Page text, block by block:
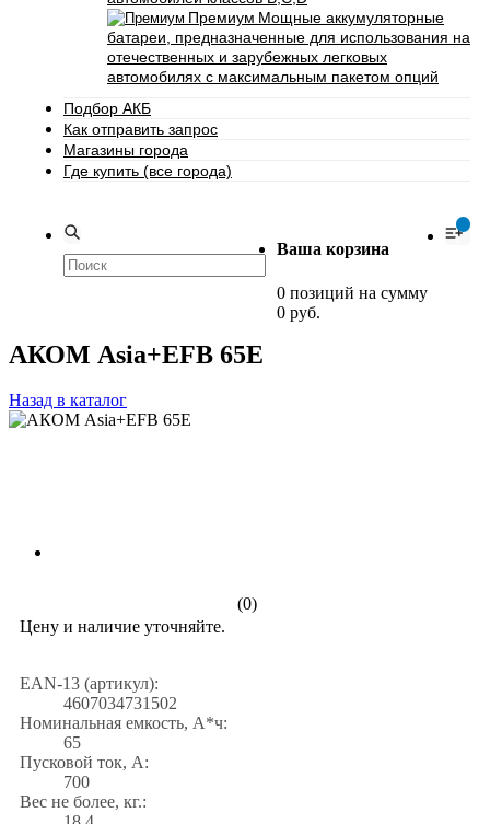
Премиум Мощные аккумуляторные
батареи, предназначенные для использования на
отечественных и зарубежных легковых
автомобилях с максимальным пакетом опций
Подбор АКБ
Как отправить запрос
Магазины города
Где купить (все города)
Ваша корзина
0 позиций на сумму
0 руб.
0
АКОМ Asia+EFB 65Е
Назад в каталог
(0)
Цену и наличие уточняйте.
EAN-13 (артикул):
4607034731502
Номинальная емкость, А*ч:
65
Пусковой ток, А:
700
Вес не более, кг.: